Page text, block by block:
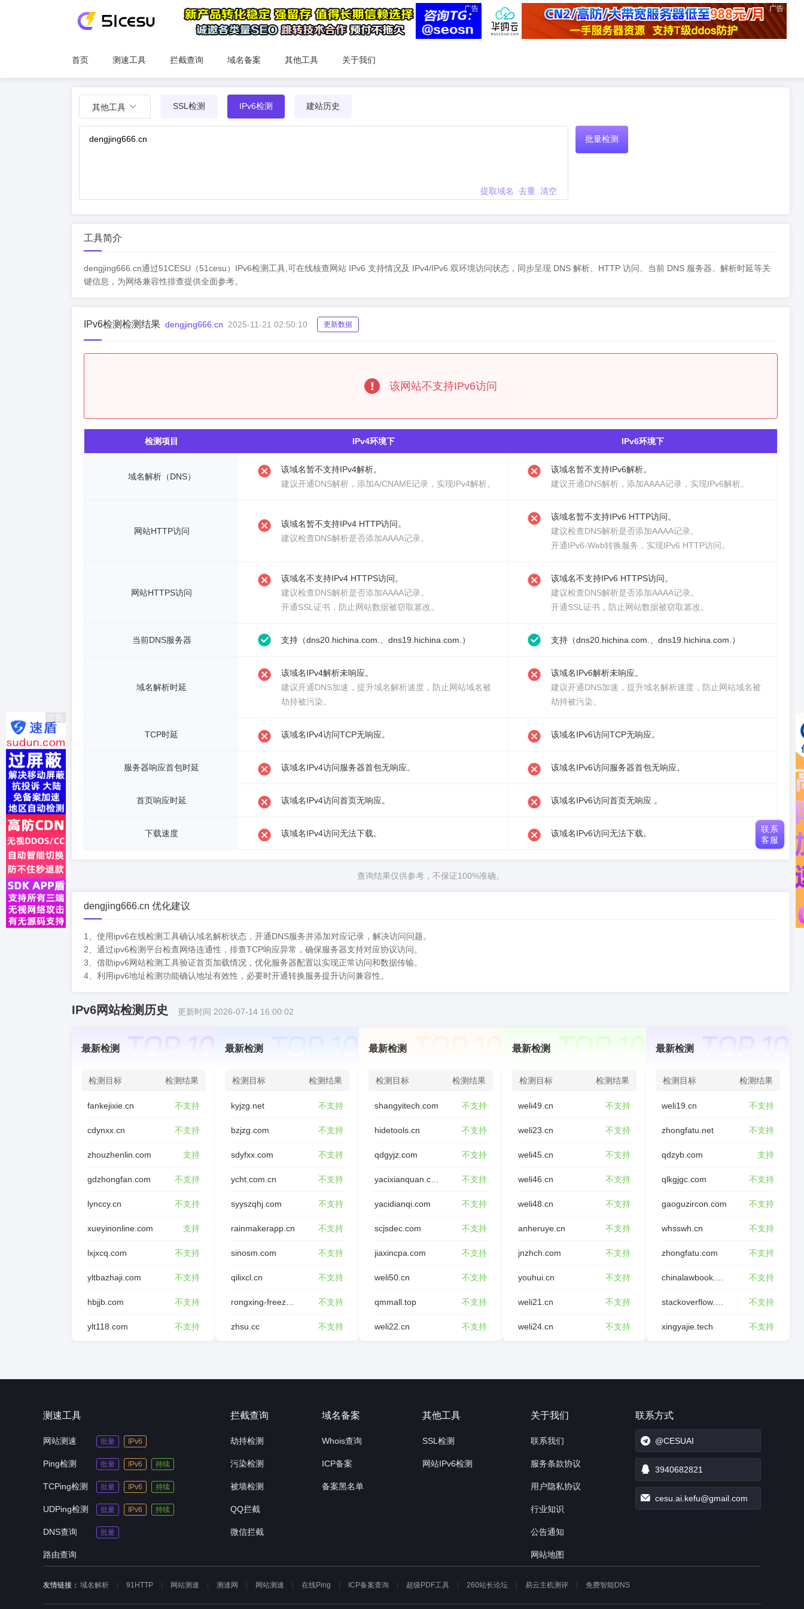
广告 广告
首页 测速工具 拦截查询 域名备案 其他工具 关于我们
其他工具 SSL检测 IPv6检测 建站历史
提取域名 去重 清空
批量检测
工具简介
dengjing666.cn通过51CESU（51cesu）IPv6检测工具,可在线核查网站 IPv6 支持情况及 IPv4/IPv6 双环境访问状态，同步呈现 DNS 解析、HTTP 访问、当前 DNS 服务器、解析时延等关
键信息，为网络兼容性排查提供全面参考。
IPv6检测检测结果 dengjing666.cn 2025-11-21 02:50:10 更新数据
该网站不支持IPv6访问
检测项目 IPv4环境下 IPv6环境下
域名解析（DNS）
该域名暂不支持IPv4解析。
建议开通DNS解析 ，添加A/CNAME记录，实现IPv4解析。
该域名暂不支持IPv6解析。
建议开通DNS解析 ，添加AAAA记录，实现IPv6解析。
网站HTTP访问
该域名暂不支持IPv4 HTTP访问。
建议检查DNS解析是否添加AAAA记录。
该域名暂不支持IPv6 HTTP访问。
建议检查DNS解析是否添加AAAA记录。
开通IPv6-Web转换服务 ，实现IPv6 HTTP访问。
网站HTTPS访问
该域名不支持IPv4 HTTPS访问。
建议检查DNS解析是否添加AAAA记录。
开通SSL证书 ，防止网站数据被窃取篡改。
该域名不支持IPv6 HTTPS访问。
建议检查DNS解析是否添加AAAA记录。
开通SSL证书 ，防止网站数据被窃取篡改。
当前DNS服务器 支持（dns20.hichina.com.、dns19.hichina.com.） 支持（dns20.hichina.com.、dns19.hichina.com.）
域名解析时延
该域名IPv4解析未响应。
建议开通DNS加速 ，提升域名解析速度，防止网站域名被
劫持被污染。
该域名IPv6解析未响应。
建议开通DNS加速 ，提升域名解析速度，防止网站域名被
劫持被污染。
TCP时延 该域名IPv4访问TCP无响应。 该域名IPv6访问TCP无响应。
服务器响应首包时延 该域名IPv4访问服务器首包无响应。 该域名IPv6访问服务器首包无响应。
首页响应时延 该域名IPv4访问首页无响应。 该域名IPv6访问首页无响应 。
下载速度 该域名IPv4访问无法下载。 该域名IPv6访问无法下载。
查询结果仅供参考，不保证100%准确。
dengjing666.cn 优化建议
1、使用ipv6在线检测工具确认域名解析状态，开通DNS服务并添加对应记录，解决访问问题。
2、通过ipv6检测平台检查网络连通性，排查TCP响应异常，确保服务器支持对应协议访问。
3、借助ipv6网站检测工具验证首页加载情况，优化服务器配置以实现正常访问和数据传输。
4、利用ipv6地址检测功能确认地址有效性，必要时开通转换服务提升访问兼容性。
IPv6网站检测历史 更新时间 2026-07-14 16:00:02
最新检测
检测目标 检测结果
fankejixie.cn 不支持
cdynxx.cn 不支持
zhouzhenlin.com 支持
gdzhongfan.com 不支持
lynccy.cn 不支持
xueyinonline.com 支持
lxjxcq.com 不支持
yltbazhaji.com 不支持
hbjjb.com 不支持
ylt118.com 不支持
最新检测
检测目标 检测结果
kyjzg.net 不支持
bzjzg.com 不支持
sdyfxx.com 不支持
ycht.com.cn 不支持
syyszqhj.com 不支持
rainmakerapp.cn 不支持
sinosm.com 不支持
qilixcl.cn 不支持
不支持
zhsu.cc 不支持
最新检测
检测目标 检测结果
shangyitech.com 不支持
hidetools.cn 不支持
qdgyjz.com 不支持
不支持
yacidianqi.com 不支持
scjsdec.com 不支持
jiaxincpa.com 不支持
weli50.cn 不支持
qmmall.top 不支持
weli22.cn 不支持
最新检测
检测目标 检测结果
weli49.cn 不支持
weli23.cn 不支持
weli45.cn 不支持
weli46.cn 不支持
weli48.cn 不支持
anheruye.cn 不支持
jnzhch.com 不支持
youhui.cn 不支持
weli21.cn 不支持
weli24.cn 不支持
最新检测
检测目标 检测结果
weli19.cn 不支持
zhongfatu.net 不支持
qdzyb.com 支持
qlkgjgc.com 不支持
gaoguzircon.com 不支持
whsswh.cn 不支持
zhongfatu.com 不支持
不支持
不支持
xingyajie.tech 不支持
广告
测速工具
网站测速 批量 IPv6
Ping检测 批量 IPv6 持续
TCPing检测 批量 IPv6 持续
UDPing检测 批量 IPv6 持续
DNS查询 批量
路由查询
拦截查询
劫持检测
污染检测
被墙检测
QQ拦截
微信拦截
域名备案
Whois查询
ICP备案
备案黑名单
其他工具
SSL检测
网站IPv6检测
关于我们
联系我们
服务条款协议
用户隐私协议
行业知识
公告通知
网站地图
联系方式
@CESUAI
3940682821
cesu.ai.kefu@gmail.com
友情链接： 域名解析 91HTTP 网站测速 测速网 网站测速 在线Ping ICP备案查询 超级PDF工具 260站长论坛 易云主机测评 免费智能DNS
联系
客服